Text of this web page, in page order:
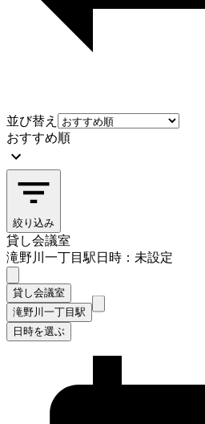
並び替え
おすすめ順
絞り込み
貸し会議室
滝野川一丁目駅日時：未設定
貸し会議室
滝野川一丁目駅
日時を選ぶ